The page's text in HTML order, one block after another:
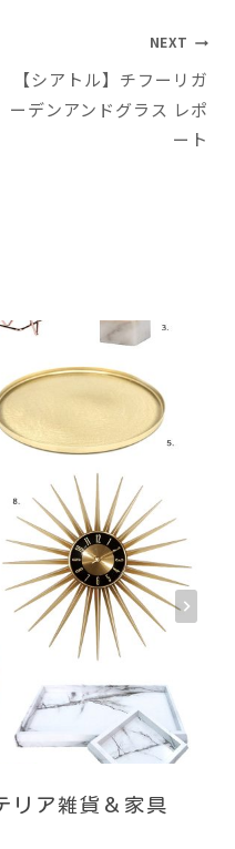
NEXT
【シアトル】チフーリガ
ーデンアンドグラス レポ
ート
リア雑貨＆家具